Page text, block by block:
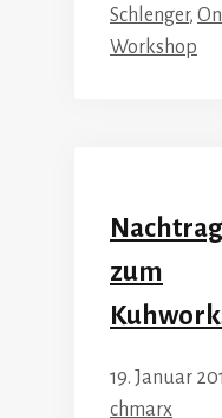
Schlenger,
Workshop
Nachtrag
zum
19. Januar
chmarx